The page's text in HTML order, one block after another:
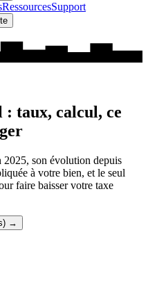
RessourcesSupport
: taux, calcul, ce
son évolution depuis
à votre bien, et le seul
faire baisser votre taxe
→